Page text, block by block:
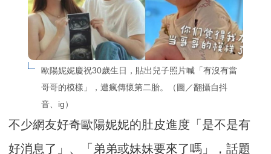
歐陽妮妮慶祝30歲生日，貼出兒子照片喊「有沒有當
哥哥的模樣」，遭瘋傳懷第二胎。（圖／翻攝自抖
音、ig）
不少網友好奇歐陽妮妮的肚皮進度「是不是有
好消息了」、「弟弟或妹妹要來了嗎」，話題